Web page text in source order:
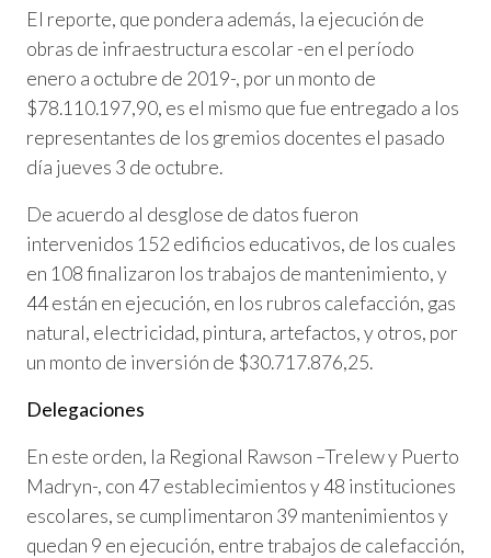
El reporte, que pondera además, la ejecución de
obras de infraestructura escolar -en el período
enero a octubre de 2019-, por un monto de
$78.110.197,90, es el mismo que fue entregado a los
representantes de los gremios docentes el pasado
día jueves 3 de octubre.
De acuerdo al desglose de datos fueron
intervenidos 152 edificios educativos, de los cuales
en 108 finalizaron los trabajos de mantenimiento, y
44 están en ejecución, en los rubros calefacción, gas
natural, electricidad, pintura, artefactos, y otros, por
un monto de inversión de $30.717.876,25.
Delegaciones
En este orden, la Regional Rawson –Trelew y Puerto
Madryn-, con 47 establecimientos y 48 instituciones
escolares, se cumplimentaron 39 mantenimientos y
quedan 9 en ejecución, entre trabajos de calefacción,